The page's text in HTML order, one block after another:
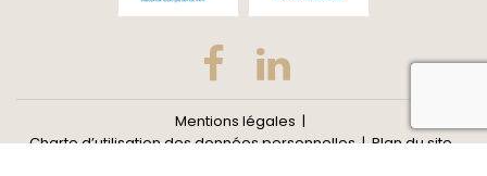
Mentions légales
Charte d’utilisation des données personnelles
Plan du site